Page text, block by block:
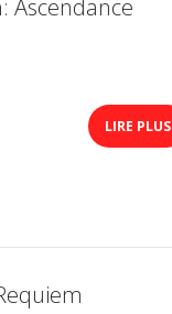
Ascendance
LIRE PLUS